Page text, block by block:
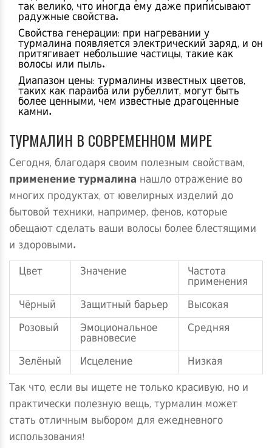
так велико, что иногда ему даже приписывают
радужные свойства.
Свойства генерации: при нагревании у
турмалина появляется электрический заряд, и он
притягивает небольшие частицы, такие как
волосы или пыль.
Диапазон цены: турмалины известных цветов,
таких как параиба или рубеллит, могут быть
более ценными, чем известные драгоценные
камни.
ТУРМАЛИН В СОВРЕМЕННОМ МИРЕ
Сегодня, благодаря своим полезным свойствам,
применение турмалина нашло отражение во
многих продуктах, от ювелирных изделий до
бытовой техники, например, фенов, которые
обещают сделать ваши волосы более блестящими
и здоровыми.
Цвет
Значение Частота
применения
Чёрный
Защитный барьер
Высокая
Розовый
Эмоциональное
равновесие
Средняя
Зелёный
Исцеление
Низкая
Так что, если вы ищете не только красивую, но и
практически полезную вещь, турмалин может
стать отличным выбором для ежедневного
использования!